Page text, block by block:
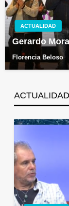
ACTUALIDAD
Gerardo
Florencia Beloso
ACTUALIDAD